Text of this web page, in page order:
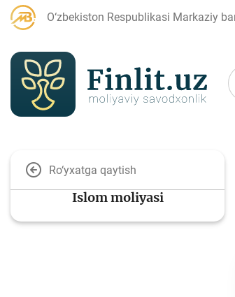
O‘zbekiston Respublikasi Markaziy
Bank agentlari uchun
Ro‘yxatga qaytish
Islom moliyasi